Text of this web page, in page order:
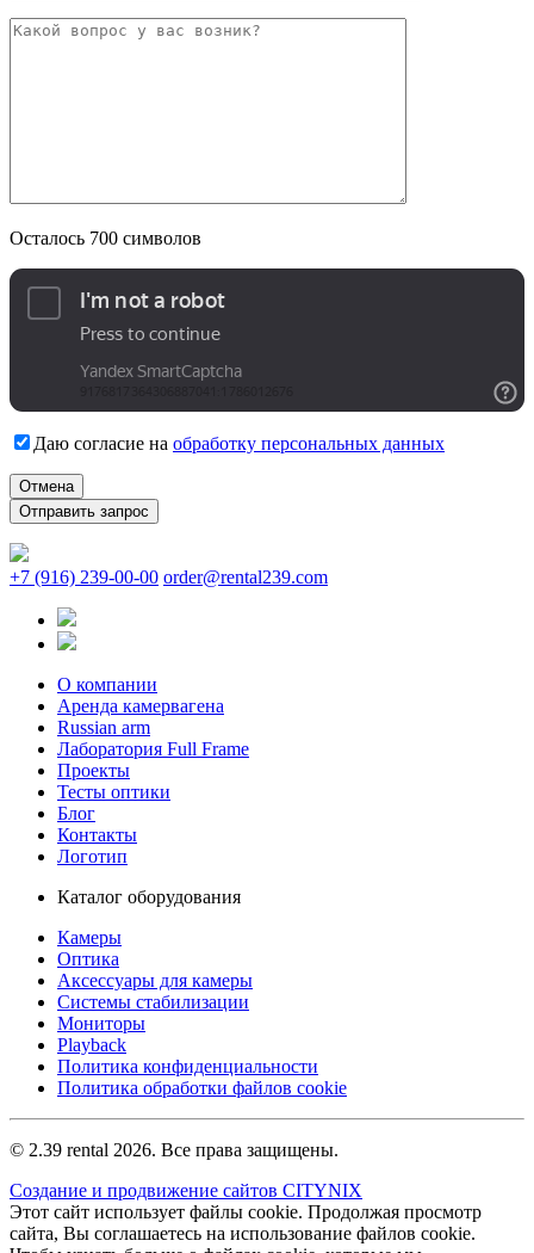
Осталось 700 символов
Даю согласие на обработку персональных данных
Отмена
+7 (916) 239-00-00 order@rental239.com
О компании
Аренда камервагена
Russian arm
Лаборатория Full Frame
Проекты
Тесты оптики
Блог
Контакты
Логотип
Каталог оборудования
Камеры
Оптика
Аксессуары для камеры
Системы стабилизации
Мониторы
Playback
Политика конфиденциальности
Политика обработки файлов cookie
© 2.39 rental 2026. Все права защищены.
Создание и продвижение сайтов CITYNIX
Этот сайт использует файлы cookie. Продолжая просмотр
сайта, Вы соглашаетесь на использование файлов cookie.